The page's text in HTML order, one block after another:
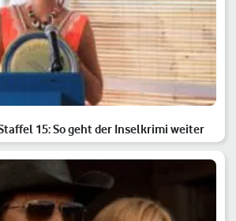
15: So geht der Inselkrimi weiter